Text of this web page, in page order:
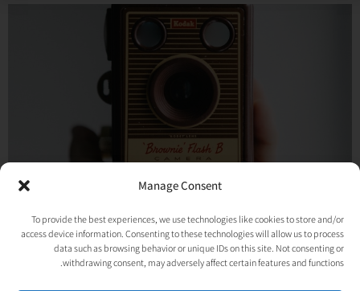
Manage Consent
To provide the best experiences, we use technologies like cookies to store and/or
access device information. Consenting to these technologies will allow us to process
data such as browsing behavior or unique IDs on this site. Not consenting or
withdrawing consent, may adversely affect certain features and functions.
24/10/2019 אין תגובות
מחפשים תמונות? כל המאגרים החינמים: יש לכם רעיון לפוסט מושלם אבל לא מוצאים
את התמונה שתלווה את הטקסט? יש לכם כמה אופציות: או לצלם לבד